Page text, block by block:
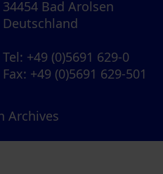
34454 Bad Arolsen
Deutschland
Tel: +49 (0)5691 629-0
Fax: +49 (0)5691 629-501
Archives